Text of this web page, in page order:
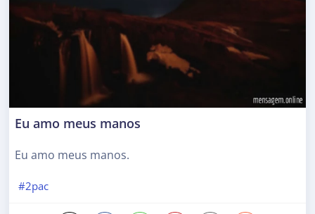
Eu amo meus manos
Eu amo meus manos.
#2pac